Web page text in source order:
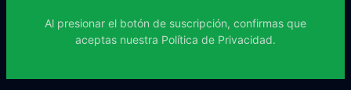
Al presionar el botón de suscripción, confirmas que
aceptas nuestra Política de Privacidad.